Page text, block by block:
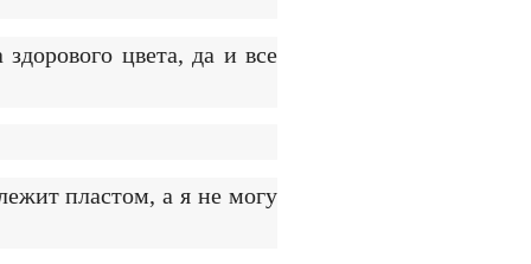
цвета, да и все
пластом, а я не могу